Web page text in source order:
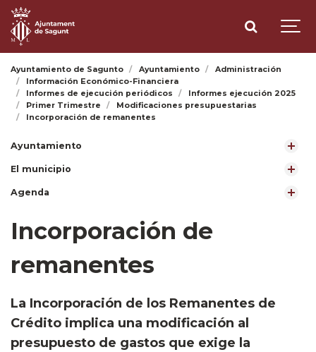
Ayuntamiento de Sagunto Ayuntamiento
Administración
Información Económico-Financiera
Informes de ejecución periódicos
Informes ejecución 2025
Primer Trimestre
Modificaciones presupuestarias
Incorporación de remanentes
Ayuntamiento
El municipio
Agenda
Incorporación de
remanentes
La Incorporación de los Remanentes de
Crédito implica una modificación al
presupuesto de gastos que exige la